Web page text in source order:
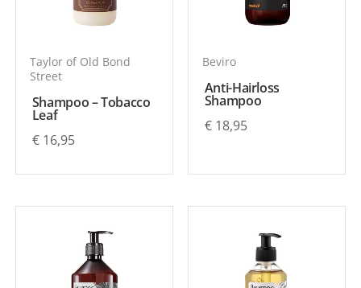
Taylor of Old Bond
Street
Shampoo – Tobacco
Leaf
€16,95
Beviro
Anti-Hairloss
Shampoo
€18,95